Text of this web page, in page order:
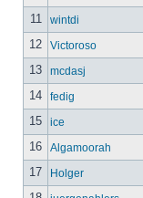
11 wintdi
12 Victoroso
13 mcdasj
14 fedig
15 ice
16 Algamoorah
17 Holger